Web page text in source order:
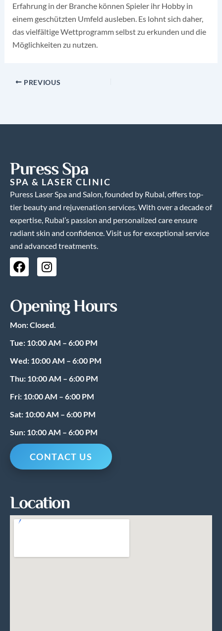
Erfahrung in der Branche können Spieler ihr Hobby in
einem geschützten Umfeld ausleben. Es lohnt sich daher,
das vielfältige Wettprogramm selbst zu erkunden und die
Möglichkeiten zu nutzen.
PREVIOUS
Puress Spa
SPA & LASER CLINIC
Puress Laser Spa and Salon, founded by Rubal, offers top-
tier beauty and rejuvenation services. With over a decade of
expertise, Rubal’s passion and personalized care ensure
radiant skin and confidence. Visit us for exceptional service
and advanced treatments.
F
a
c
b
o
o
k
I
n
s
a
r
a
Opening Hours
Mon: Closed.
Tue: 10:00 AM – 6:00 PM
Wed: 10:00 AM – 6:00 PM
Thu: 10:00 AM – 6:00 PM
Fri: 10:00 AM – 6:00 PM
Sat: 10:00 AM – 6:00 PM
Sun: 10:00 AM – 6:00 PM
CONTACT US
Location